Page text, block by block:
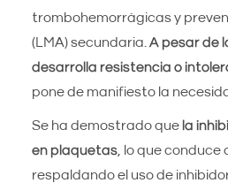
trombohemorrágicas y
(LMA) secundaria. A pesar de
desarrolla resistencia o
pone de manifiesto la
Se ha demostrado que la
en plaquetas, lo que conduce
respaldando el uso de